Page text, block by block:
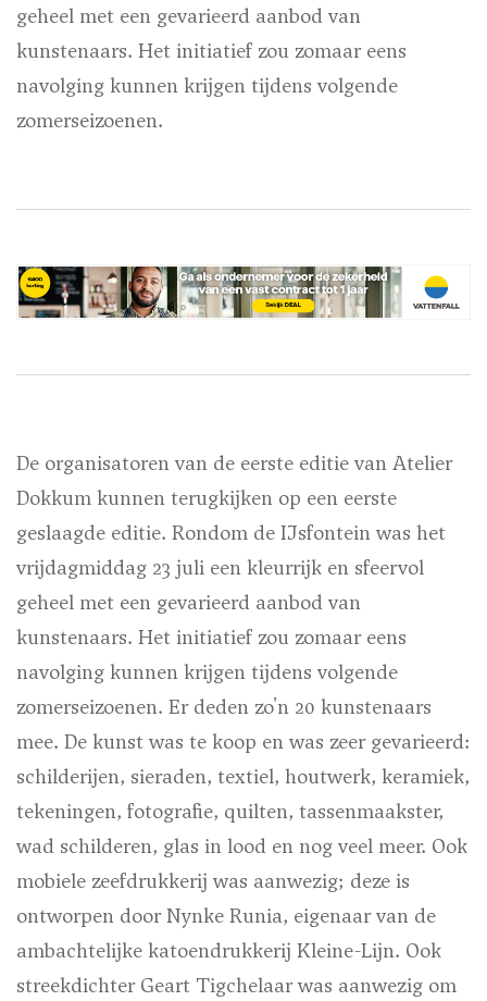
geheel met een gevarieerd aanbod van
kunstenaars. Het initiatief zou zomaar eens
navolging kunnen krijgen tijdens volgende
zomerseizoenen.
De organisatoren van de eerste editie van Atelier
Dokkum kunnen terugkijken op een eerste
geslaagde editie. Rondom de IJsfontein was het
vrijdagmiddag 23 juli een kleurrijk en sfeervol
geheel met een gevarieerd aanbod van
kunstenaars. Het initiatief zou zomaar eens
navolging kunnen krijgen tijdens volgende
zomerseizoenen. Er deden zo'n 20 kunstenaars
mee. De kunst was te koop en was zeer gevarieerd:
schilderijen, sieraden, textiel, houtwerk, keramiek,
tekeningen, fotografie, quilten, tassenmaakster,
wad schilderen, glas in lood en nog veel meer. Ook
mobiele zeefdrukkerij was aanwezig; deze is
ontworpen door Nynke Runia, eigenaar van de
ambachtelijke katoendrukkerij Kleine-Lijn. Ook
streekdichter Geart Tigchelaar was aanwezig om